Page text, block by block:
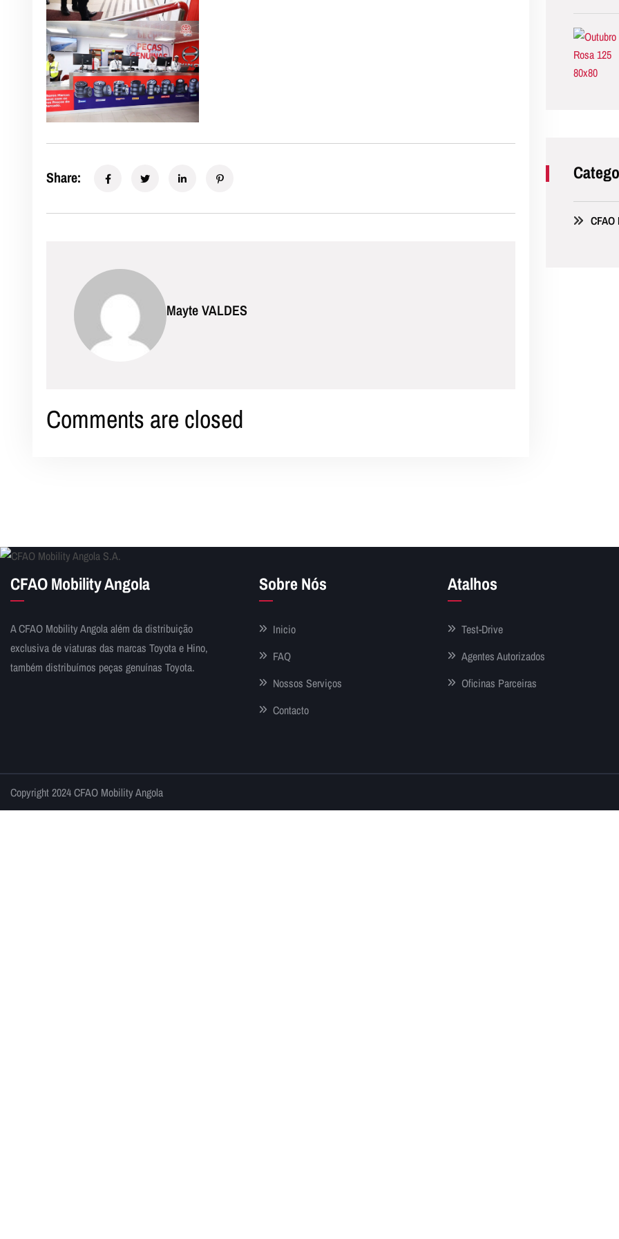
Share:
Mayte VALDES
Comments are closed
CFAO Mobility Angola
A CFAO Mobility Angola além da distribuição
exclusiva de viaturas das marcas Toyota e Hino,
também distribuímos peças genuínas Toyota.
Sobre Nós
Inicio
FAQ
Nossos Serviços
Contacto
Atalhos
Test-Drive
Agentes Autorizados
Oficinas Parceiras
Copyright 2024 CFAO Mobility Angola